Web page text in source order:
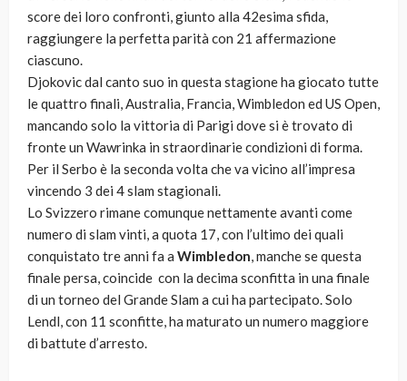
score dei loro confronti, giunto alla 42esima sfida,
raggiungere la perfetta parità con 21 affermazione
ciascuno.
Djokovic dal canto suo in questa stagione ha giocato tutte
le quattro finali, Australia, Francia, Wimbledon ed US Open,
mancando solo la vittoria di Parigi dove si è trovato di
fronte un Wawrinka in straordinarie condizioni di forma.
Per il Serbo è la seconda volta che va vicino all’impresa
vincendo 3 dei 4 slam stagionali.
Lo Svizzero rimane comunque nettamente avanti come
numero di slam vinti, a quota 17, con l’ultimo dei quali
conquistato tre anni fa a Wimbledon, manche se questa
finale persa, coincide con la decima sconfitta in una finale
di un torneo del Grande Slam a cui ha partecipato. Solo
Lendl, con 11 sconfitte, ha maturato un numero maggiore
di battute d’arresto.